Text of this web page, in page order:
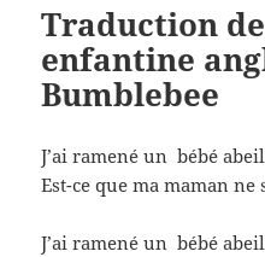
Traduction
enfantine
Bumblebee
J’ai ramené un bébé
Est-ce que ma maman ne
J’ai ramené un bébé